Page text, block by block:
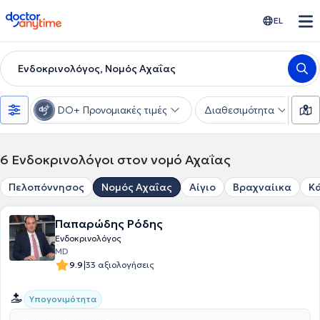
doctoranytime EL
Ενδοκρινολόγος, Νομός Αχαΐας
DO+ Προνομιακές τιμές Διαθεσιμότητα
6 Ενδοκρινολόγοι στον νομό Αχαΐας
Πελοπόννησος Νομός Αχαΐας Αίγιο Βραχναίικα
Παπαρώδης Ρόδης
Ενδοκρινολόγος
MD
9.9|33 αξιολογήσεις
Υπογονιμότητα